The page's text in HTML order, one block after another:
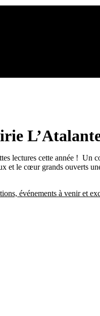
lectures cette année ! Un
et le cœur grands ouverts
événements à venir et